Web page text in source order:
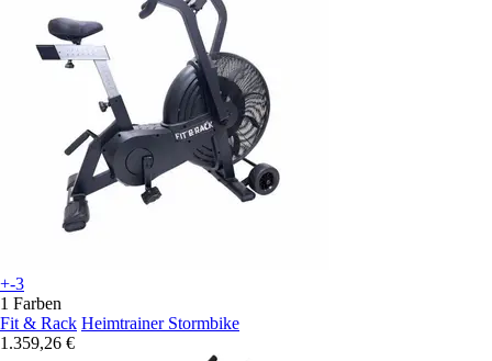
+-3
1 Farben
Fit & Rack Heimtrainer Stormbike
1.359,26 €